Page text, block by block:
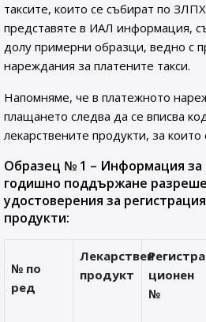
таксите, които се събират по
представяте в ИАЛ информация,
долу примерни образци, ведно с
нареждания за платените такси.
Напомняме, че в платежното
плащането следва да се вписва
лекарствените продукти, за които
Образец № 1 – Информация за
годишно поддържане
удостоверения за
продукти:
№ по
ред
Лекарствен
продукт
ционен
№